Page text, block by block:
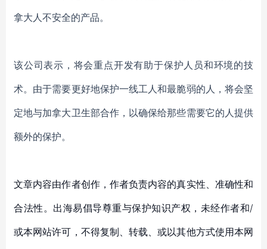
拿大人不安全的产品。
该公司表示，将会重点开发有助于保护人员和环境的技
术。由于需要更好地保护一线工人和最脆弱的人，将会坚
定地与加拿大卫生部合作，以确保给那些需要它的人提供
额外的保护。
文章内容由作者创作，作者负责内容的真实性、准确性和
合法性。出海易倡导尊重与保护知识产权，未经作者和/
或本网站许可，不得复制、转载、或以其他方式使用本网